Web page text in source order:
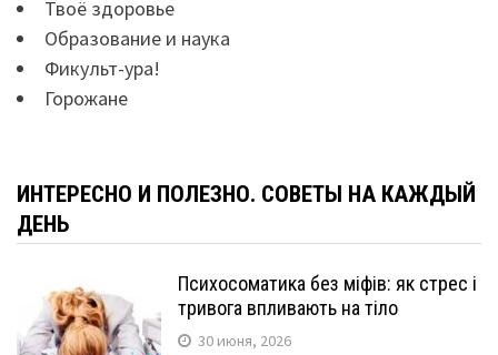
Твоё здоровье
Образование и наука
Фикульт-ура!
Горожане
ИНТЕРЕСНО И ПОЛЕЗНО. СОВЕТЫ НА КАЖДЫЙ
ДЕНЬ
Психосоматика без міфів: як стрес і
тривога впливають на тіло
30 июня, 2026